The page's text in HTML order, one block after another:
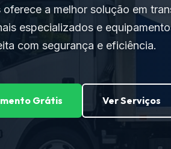
a melhor solução em
especializados e
com segurança e eficiência.
Grátis Ver Serviços